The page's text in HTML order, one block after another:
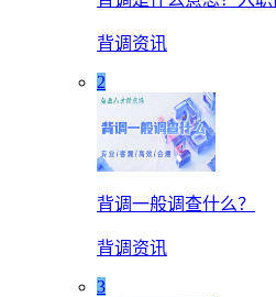
背调资讯
2
背调一般调查什么？
背调资讯
3